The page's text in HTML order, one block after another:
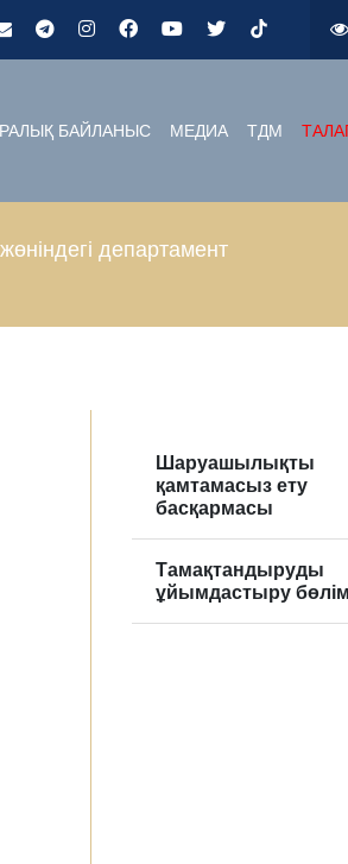
БАЙЛАНЫС МЕДИА ТДМ
департамент
Шаруашылықты
қамтамасыз ету
басқармасы
Тамақтандыруды
ұйымдастыру